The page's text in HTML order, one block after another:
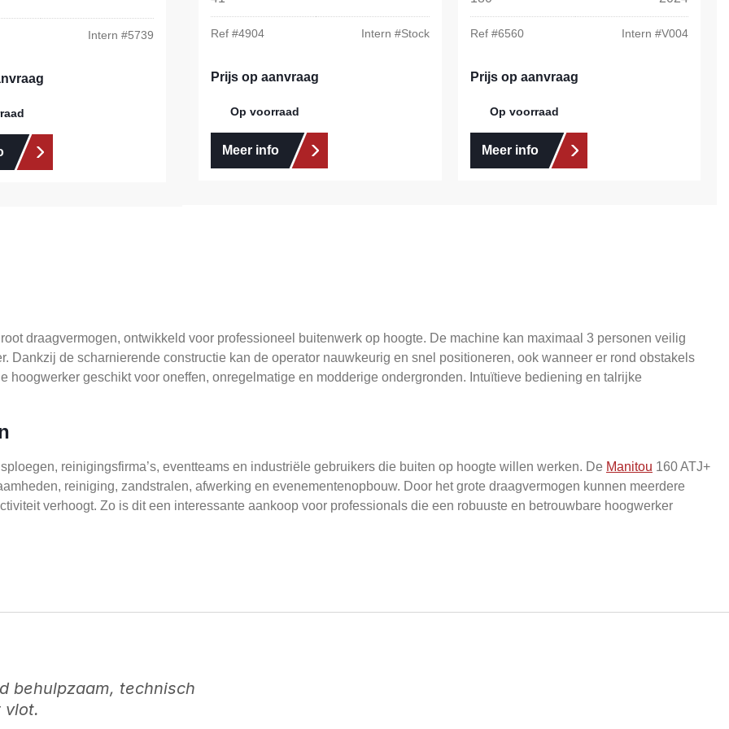
Intern #5739 Ref #4904 Intern #Stock
Prijs op aanvraag
Op voorraad
Meer info
Ref #6560 Intern #V004
Prijs op aanvraag
Op voorraad
Meer info
draagvermogen, ontwikkeld voor professioneel buitenwerk op hoogte. De machine kan maximaal 3 personen veilig
Dankzij de scharnierende constructie kan de operator nauwkeurig en snel positioneren, ook wanneer er rond obstakels
hoogwerker geschikt voor oneffen, onregelmatige en modderige ondergronden. Intuïtieve bediening en talrijke
reinigingsfirma’s, eventteams en industriële gebruikers die buiten op hoogte willen werken. De Manitou 160 ATJ+
reiniging, zandstralen, afwerking en evenementenopbouw. Door het grote draagvermogen kunnen meerdere
verhoogt. Zo is dit een interessante aankoop voor professionals die een robuuste en betrouwbare hoogwerker
behulpzaam, technisch
vlot.